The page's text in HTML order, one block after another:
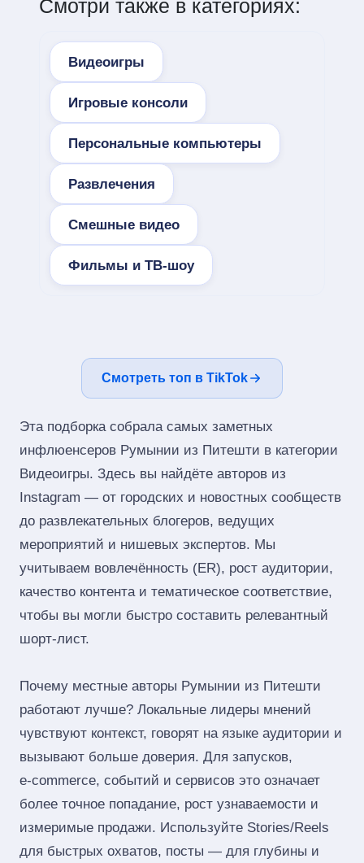
Смотри также в категориях:
Видеоигры
Игровые консоли
Персональные компьютеры
Развлечения
Смешные видео
Фильмы и ТВ-шоу
Смотреть топ в TikTok
Эта подборка собрала самых заметных
инфлюенсеров Румынии из Питешти в категории
Видеоигры. Здесь вы найдёте авторов из
Instagram — от городских и новостных сообществ
до развлекательных блогеров, ведущих
мероприятий и нишевых экспертов. Мы
учитываем вовлечённость (ER), рост аудитории,
качество контента и тематическое соответствие,
чтобы вы могли быстро составить релевантный
шорт‑лист.
Почему местные авторы Румынии из Питешти
работают лучше? Локальные лидеры мнений
чувствуют контекст, говорят на языке аудитории и
вызывают больше доверия. Для запусков,
e‑commerce, событий и сервисов это означает
более точное попадание, рост узнаваемости и
измеримые продажи. Используйте Stories/Reels
для быстрых охватов, посты — для глубины и